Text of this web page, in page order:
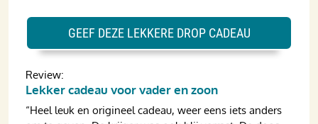
Review:
Lekker cadeau voor vader en zoon
“Heel leuk en origineel cadeau, weer eens iets anders
GEEF DEZE LEKKERE DROP CADEAU